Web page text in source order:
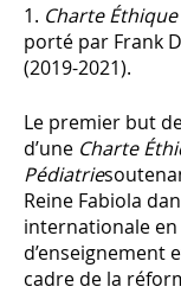
1. Charte
porté par Frank
(2019-2021).
Le premier but
d’une Charte
Pédiatrie
Reine Fabiola
internationale
d’enseignement
cadre de la